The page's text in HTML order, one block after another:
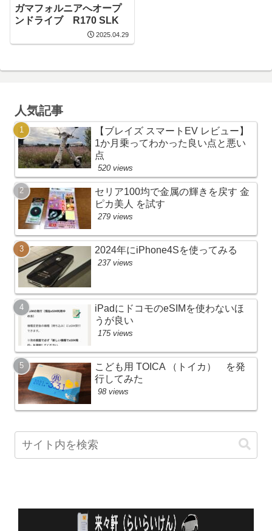
ガマフォルニアへオープ
ンドライブ R170 SLK
2025.04.29
人気記事
【ブレイズ スマートEV レビュー】
1か月乗ってわかった良い点と悪い
点
520 views
セリア100均で金属の輝きを戻す 金
ピカ美人 を試す
279 views
2024年にiPhone4Sを使ってみる
237 views
iPadにドコモのeSIMを使わないほ
うが良い
175 views
こども用 TOICA （トイカ） を発
行してみた
98 views